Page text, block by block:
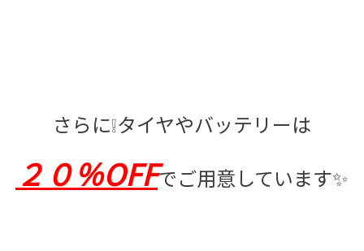
さらに❕タイヤやバッテリーは
２０％OFFでご用意しています✨